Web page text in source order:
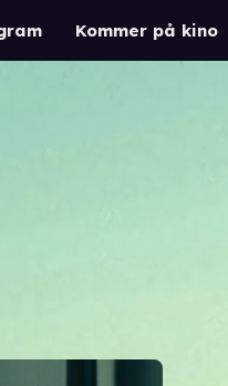
Kommer på kino